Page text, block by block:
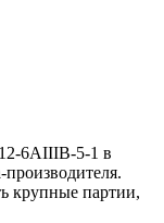
6АIIIВ-5-1 в
крупные партии,